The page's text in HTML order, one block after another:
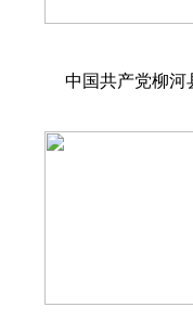
中国共产党柳河